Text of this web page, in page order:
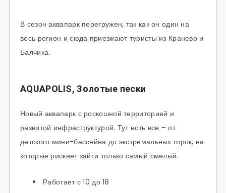
В сезон аквапарк перегружен, так как он один на
весь регион и сюда приезжают туристы из Кранево и
Балчика.
AQUAPOLIS, Золотые пески
Новый аквапарк с роскошной территорией и
развитой инфраструктурой. Тут есть все – от
детского мини-бассейна до экстремальных горок, на
которые рискнет зайти только самый смелый.
Работает с 10 до 18